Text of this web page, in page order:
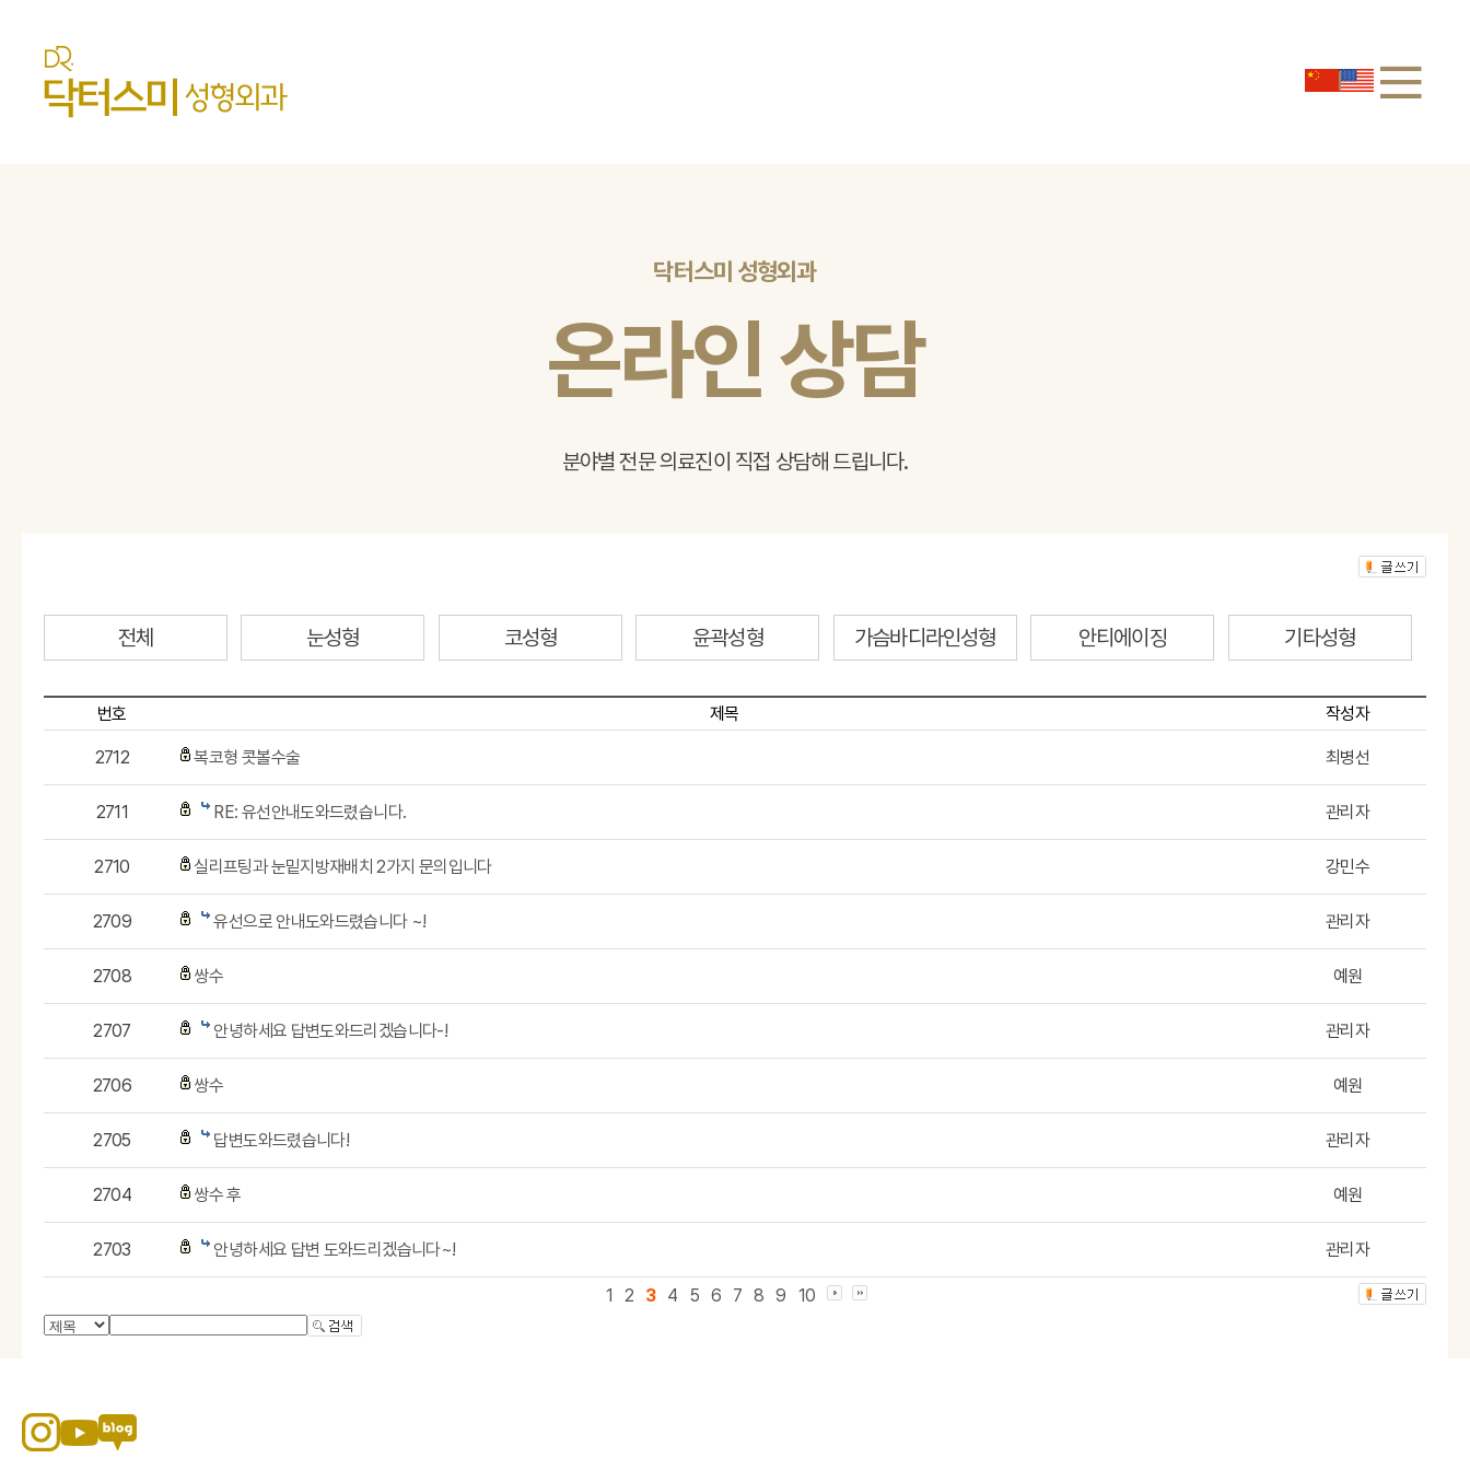
닥터스미 성형외과
온라인 상담
분야별 전문 의료진이 직접 상담해 드립니다.
전체 눈성형 코성형 윤곽성형 가슴바디라인성형 안티에이징 기타성형
번호 제목 작성자
2712 복코형 콧볼수술 최병선
2711 RE: 유선안내도와드렸습니다. 관리자
2710 실리프팅과 눈밑지방재배치 2가지 문의입니다 강민수
2709 유선으로 안내도와드렸습니다 ~! 관리자
2708 쌍수 예원
2707 안녕하세요 답변도와드리겠습니다-! 관리자
2706 쌍수 예원
2705 답변도와드렸습니다! 관리자
2704 쌍수 후 예원
2703 안녕하세요 답변 도와드리겠습니다~! 관리자
1 2 3 4 5 6 7 8 9 10